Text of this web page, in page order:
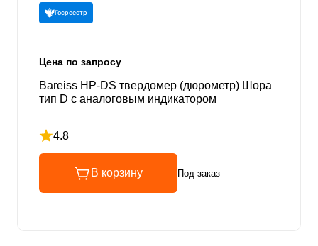
Госреестр
Цена по запросу
Bareiss HP-DS твердомер (дюрометр) Шора
тип D с аналоговым индикатором
4.8
Рейтинг 4.8 из 5
В корзину Под заказ